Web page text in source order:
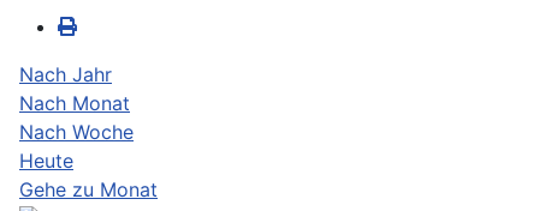
Nach Jahr
Nach Monat
Nach Woche
Heute
Gehe zu Monat